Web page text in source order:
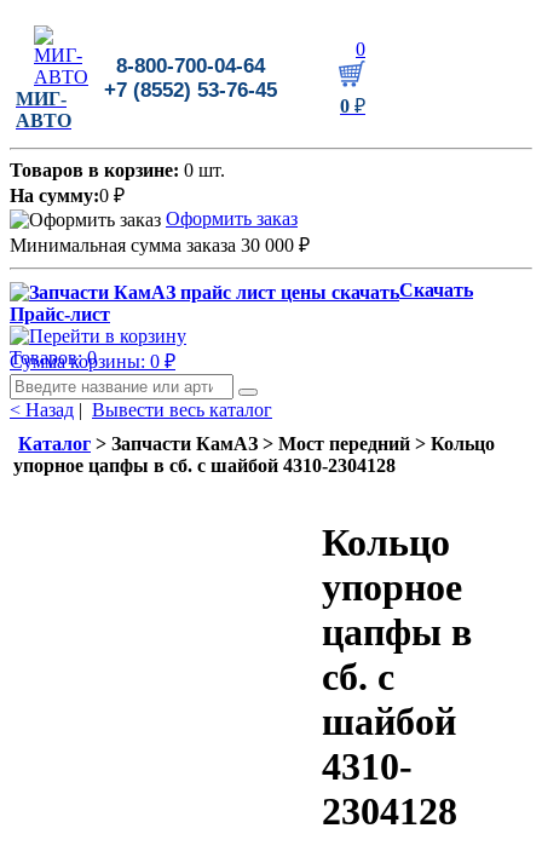
МИГ-
АВТО
8-800-700-04-64
+7 (8552) 53-76-45
0
0 ₽
Товаров в корзине: 0 шт.
На сумму:0 ₽
Оформить заказ
Минимальная сумма заказа 30 000 ₽
Скачать
Прайс-лист
Товаров: 0
Сумма корзины: 0 ₽
< Назад | Вывести весь каталог
Каталог > Запчасти КамАЗ > Мост передний > Кольцо
упорное цапфы в сб. с шайбой 4310-2304128
Кольцо
упорное
цапфы в
сб. с
шайбой
4310-
2304128